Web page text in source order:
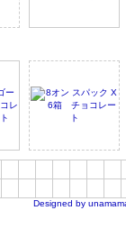
Designed by